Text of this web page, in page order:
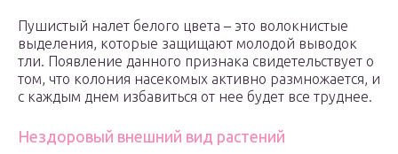
Пушистый налет белого цвета – это волокнистые
выделения, которые защищают молодой выводок
тли. Появление данного признака свидетельствует о
том, что колония насекомых активно размножается, и
с каждым днем избавиться от нее будет все труднее.
Нездоровый внешний вид растений